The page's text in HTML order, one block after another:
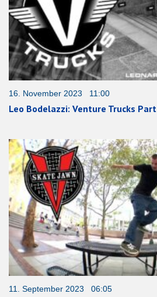
16. November 2023 11:00
Leo Bodelazzi: Venture Trucks Part
11. September 2023 06:05